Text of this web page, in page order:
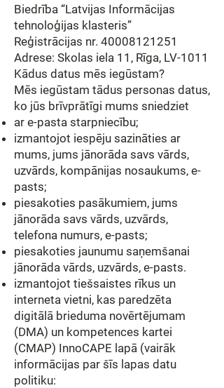
Biedrība “Latvijas Informācijas
tehnoloģijas klasteris”
Reģistrācijas nr. 40008121251
Adrese: Skolas iela 11, Rīga, LV-1011
Kādus datus mēs iegūstam?
Mēs iegūstam tādus personas datus,
ko jūs brīvprātīgi mums sniedziet
ar e-pasta starpniecību;
izmantojot iespēju sazināties ar
mums, jums jānorāda savs vārds,
uzvārds, kompānijas nosaukums, e-
pasts;
piesakoties pasākumiem, jums
jānorāda savs vārds, uzvārds,
telefona numurs, e-pasts;
piesakoties jaunumu saņemšanai
jānorāda vārds, uzvārds, e-pasts.
izmantojot tiešsaistes rīkus un
interneta vietni, kas paredzēta
digitālā brieduma novērtējumam
(DMA) un kompetences kartei
(CMAP) InnoCAPE lapā (vairāk
informācijas par šīs lapas datu
politiku: